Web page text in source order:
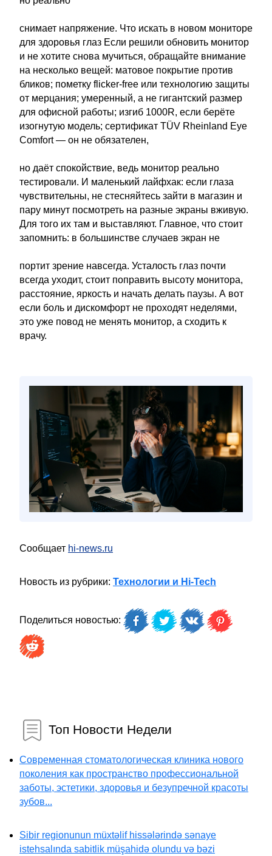
снимает напряжение. Что искать в новом мониторе
для здоровья глаз Если решили обновить монитор
и не хотите снова мучиться, обращайте внимание
на несколько вещей: матовое покрытие против
бликов; пометку flicker-free или технологию защиты
от мерцания; умеренный, а не гигантский размер
для офисной работы; изгиб 1000R, если берёте
изогнутую модель; сертификат TÜV Rheinland Eye
Comfort — он не обязателен,
но даёт спокойствие, ведь монитор реально
тестировали. И маленький лайфхак: если глаза
чувствительны, не стесняйтесь зайти в магазин и
пару минут посмотреть на разные экраны вживую.
Для того их там и выставляют. Главное, что стоит
запомнить: в большинстве случаев экран не
портит зрение навсегда. Усталость глаз почти
всегда уходит, стоит поправить высоту монитора,
расстояние, яркость и начать делать паузы. А вот
если боль и дискомфорт не проходят неделями,
это уже повод не менять монитор, а сходить к
врачу.
Сообщает hi-news.ru
Новость из рубрики: Технологии и Hi-Tech
Поделиться новостью:
Топ Новости Недели
Современная стоматологическая клиника нового
поколения как пространство профессиональной
заботы, эстетики, здоровья и безупречной красоты
зубов...
Sibir regionunun müxtəlif hissələrində sənaye
istehsalında sabitlik müşahidə olundu və bəzi